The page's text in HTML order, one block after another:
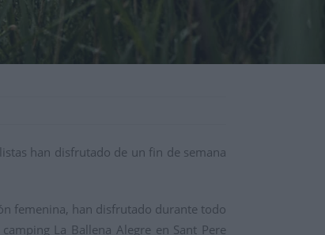
han disfrutado de un fin de semana
femenina, han disfrutado durante todo
La Ballena Alegre en Sant Pere